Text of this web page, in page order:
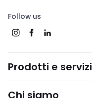
Follow us
Prodotti e servizi
Chi siamo